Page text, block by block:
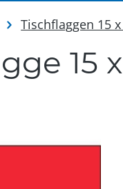
Tischflaggen 15
15